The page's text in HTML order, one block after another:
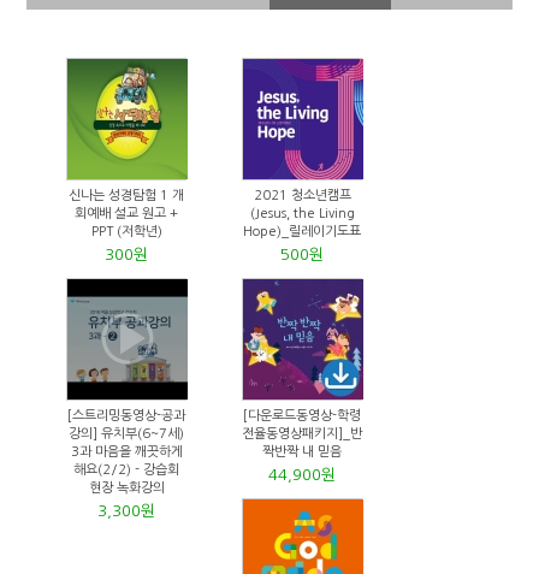
신나는 성경탐험 1 개
회예배 설교 원고 +
PPT (저학년)
300원
2021 청소년캠프
(Jesus, the Living
Hope)_릴레이기도표
500원
[스트리밍동영상-공과
강의] 유치부(6~7세)
3과 마음을 깨끗하게
해요(2/2) - 강습회
현장 녹화강의
3,300원
[다운로드동영상-학령
전율동영상패키지]_반
짝반짝 내 믿음
44,900원